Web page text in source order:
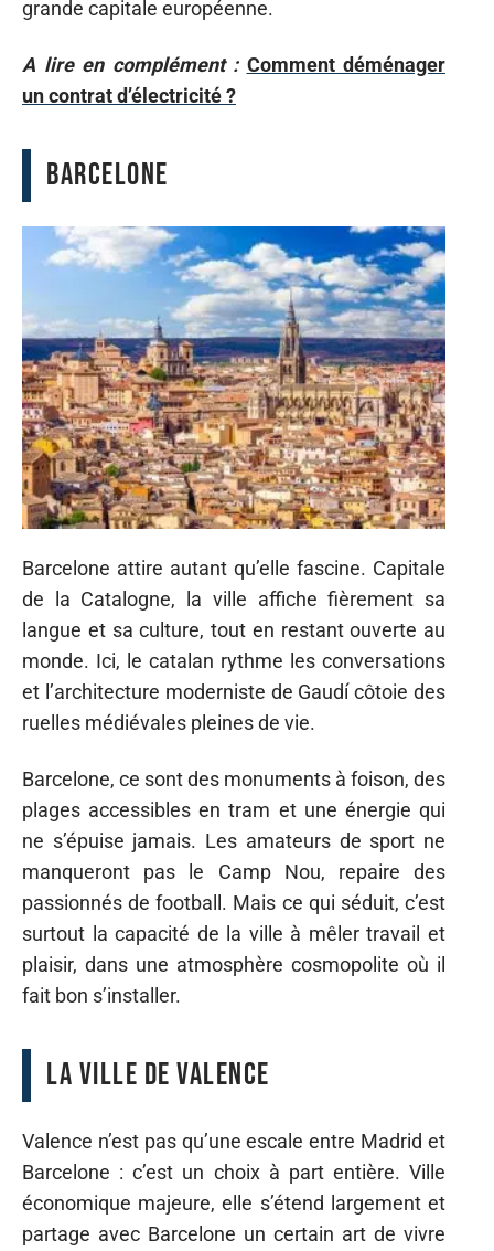
grande capitale européenne.
A lire en complément : Comment déménager
un contrat d’électricité ?
Barcelone
Barcelone attire autant qu’elle fascine. Capitale
de la Catalogne, la ville affiche fièrement sa
langue et sa culture, tout en restant ouverte au
monde. Ici, le catalan rythme les conversations
et l’architecture moderniste de Gaudí côtoie des
ruelles médiévales pleines de vie.
Barcelone, ce sont des monuments à foison, des
plages accessibles en tram et une énergie qui
ne s’épuise jamais. Les amateurs de sport ne
manqueront pas le Camp Nou, repaire des
passionnés de football. Mais ce qui séduit, c’est
surtout la capacité de la ville à mêler travail et
plaisir, dans une atmosphère cosmopolite où il
fait bon s’installer.
La ville de Valence
Valence n’est pas qu’une escale entre Madrid et
Barcelone : c’est un choix à part entière. Ville
économique majeure, elle s’étend largement et
partage avec Barcelone un certain art de vivre